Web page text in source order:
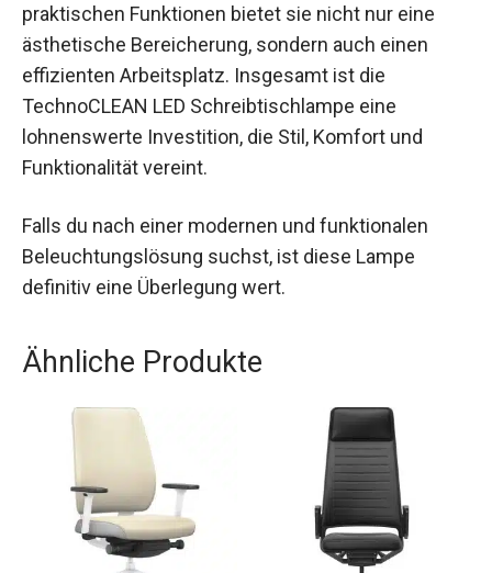
praktischen Funktionen bietet sie nicht nur eine
ästhetische Bereicherung, sondern auch einen
effizienten Arbeitsplatz. Insgesamt ist die
TechnoCLEAN LED Schreibtischlampe eine
lohnenswerte Investition, die Stil, Komfort und
Funktionalität vereint.
Falls du nach einer modernen und funktionalen
Beleuchtungslösung suchst, ist diese Lampe
definitiv eine Überlegung wert.
Ähnliche Produkte